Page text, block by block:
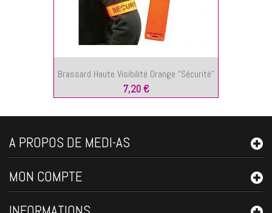
Brassard Haute Visibilité Orange “Sécurité”
7,20 €
A PROPOS DE MEDI-AS
MON COMPTE